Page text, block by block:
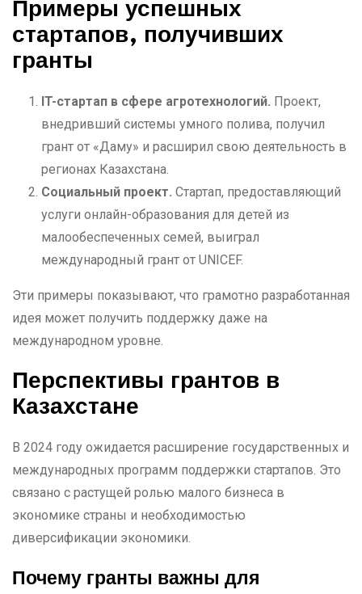
Примеры успешных
стартапов, получивших
гранты
IT-стартап в сфере агротехнологий. Проект,
внедривший системы умного полива, получил
грант от «Даму» и расширил свою деятельность в
регионах Казахстана.
Социальный проект. Стартап, предоставляющий
услуги онлайн-образования для детей из
малообеспеченных семей, выиграл
международный грант от UNICEF.
Эти примеры показывают, что грамотно разработанная
идея может получить поддержку даже на
международном уровне.
Перспективы грантов в
Казахстане
В 2024 году ожидается расширение государственных и
международных программ поддержки стартапов. Это
связано с растущей ролью малого бизнеса в
экономике страны и необходимостью
диверсификации экономики.
Почему гранты важны для